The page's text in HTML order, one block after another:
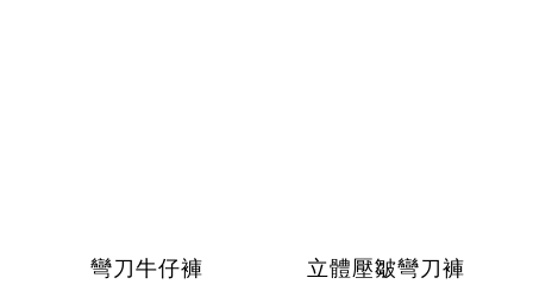
彎刀牛仔褲 立體壓皺彎刀褲